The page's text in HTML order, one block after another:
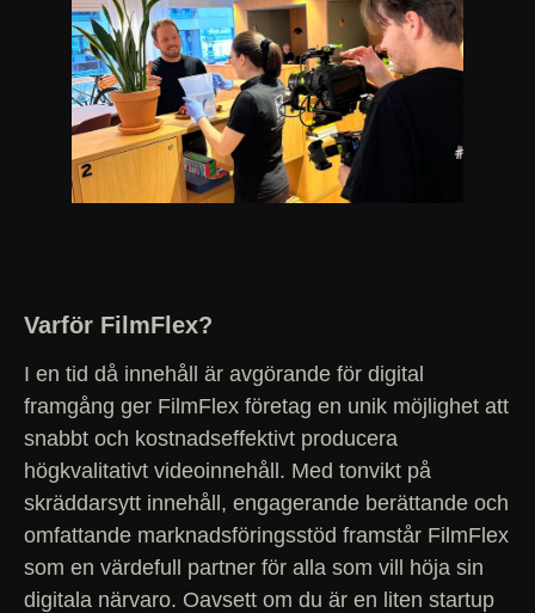
Varför FilmFlex?
I en tid då innehåll är avgörande för digital
framgång ger FilmFlex företag en unik möjlighet att
snabbt och kostnadseffektivt producera
högkvalitativt videoinnehåll. Med tonvikt på
skräddarsytt innehåll, engagerande berättande och
omfattande marknadsföringsstöd framstår FilmFlex
som en värdefull partner för alla som vill höja sin
digitala närvaro. Oavsett om du är en liten startup